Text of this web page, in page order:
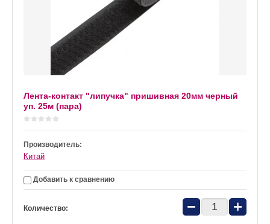
Лента-контакт "липучка" пришивная 20мм черный
уп. 25м (пара)
Производитель:
Китай
Добавить к сравнению
Количество: − +